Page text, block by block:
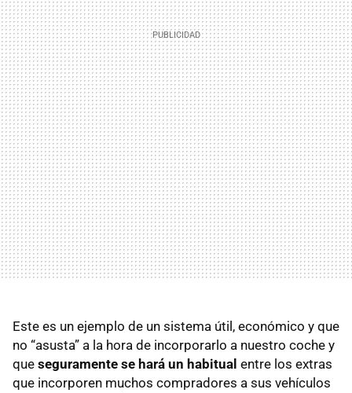
Este es un ejemplo de un sistema útil, económico y que
no “asusta” a la hora de incorporarlo a nuestro coche y
que seguramente se hará un habitual entre los extras
que incorporen muchos compradores a sus vehículos